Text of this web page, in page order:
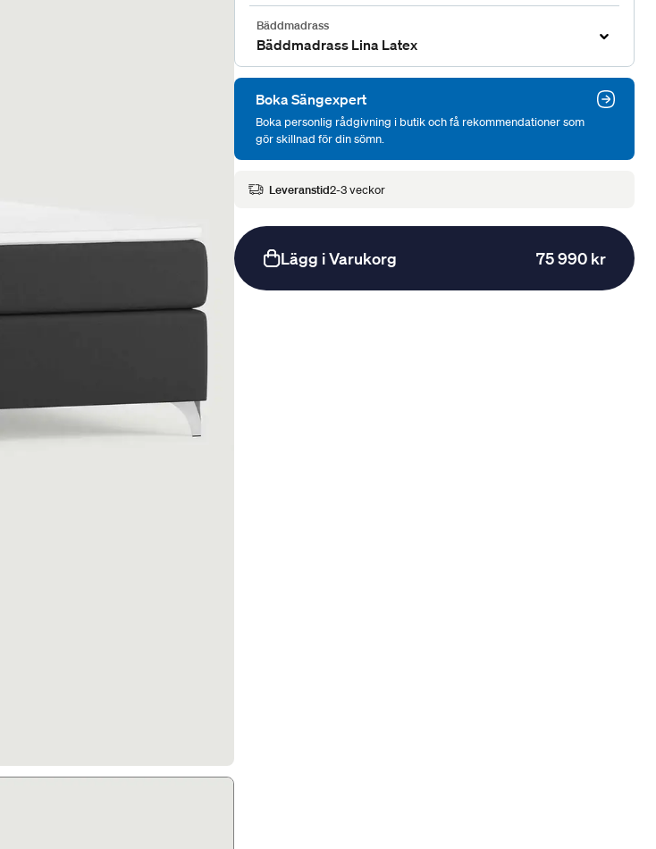
Bäddmadrass
Bäddmadrass Lina Latex
Boka Sängexpert
Boka personlig rådgivning i butik och få rekommendationer som
gör skillnad för din sömn.
Leveranstid2-3 veckor
Lägg i Varukorg 75 990 kr